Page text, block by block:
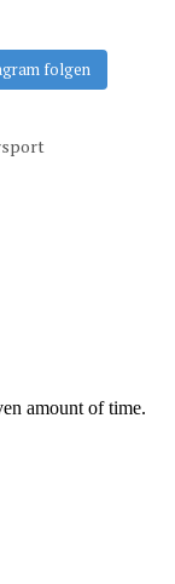
folgen